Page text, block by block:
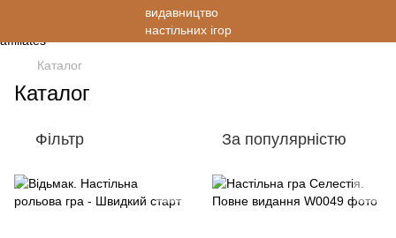
Каталог
Каталог
Фільтр За популярністю